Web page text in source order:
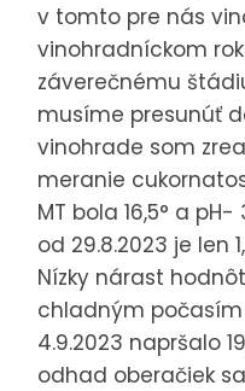
v tomto pre nás
vinohradníckom
záverečnému
musíme presunúť
vinohrade som
meranie
MT bola 16,5° a
od 29.8.2023 je len
Nízky nárast
chladným počasím
4.9.2023 napršalo
odhad oberačiek